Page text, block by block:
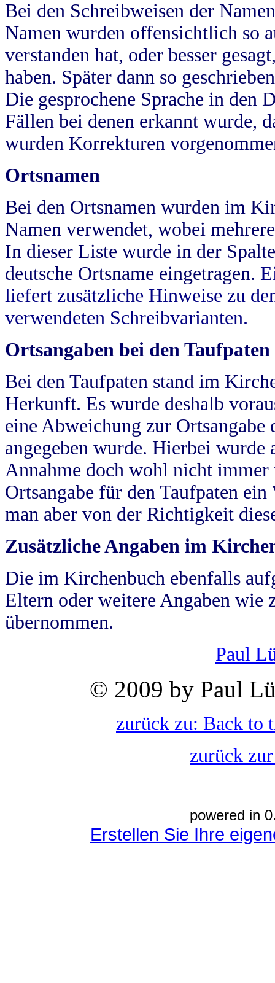
Bei den Schreibweisen der
Namen wurden offensichtlich so
verstanden hat, oder besser
haben. Später dann so
Die gesprochene Sprache in
Fällen bei denen erkannt wurde,
wurden Korrekturen
Ortsnamen
Bei den Ortsnamen wurden im
Namen verwendet, wobei
In dieser Liste wurde in der
deutsche Ortsname eingetragen.
liefert zusätzliche Hinweise zu
verwendeten Schreibvarianten.
Ortsangaben bei den Taufpaten
Bei den Taufpaten stand im
Herkunft. Es wurde deshalb
eine Abweichung zur
angegeben wurde. Hierbei wurde
Annahme doch wohl nicht
Ortsangabe für den Taufpaten
man aber von der Richtigkeit
Zusätzliche Angaben im
Die im Kirchenbuch ebenfalls
Eltern oder weitere Angaben wie
übernommen.
Paul
© 2009 by Paul
zurück zu: Back to
zurück
powered in
Erstellen Sie Ihre